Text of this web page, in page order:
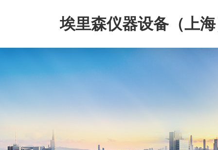
埃里森仪器设备（上
公司